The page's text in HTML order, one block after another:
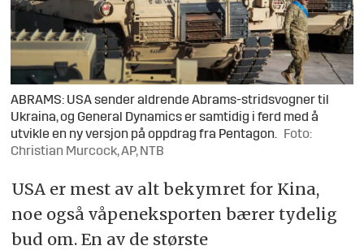
ABRAMS: USA sender aldrende Abrams-stridsvogner til
Ukraina, og General Dynamics er samtidig i ferd med å
utvikle en ny versjon på oppdrag fra Pentagon.
Foto:
Christian Murcock, AP, NTB
USA er mest av alt bekymret for Kina,
noe også våpeneksporten bærer tydelig
bud om. En av de største